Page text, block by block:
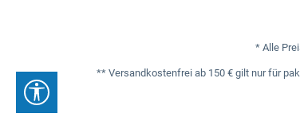
* Alle
** Versandkostenfrei ab 150 € gilt nur für
Werkzeugleiste anzeigen